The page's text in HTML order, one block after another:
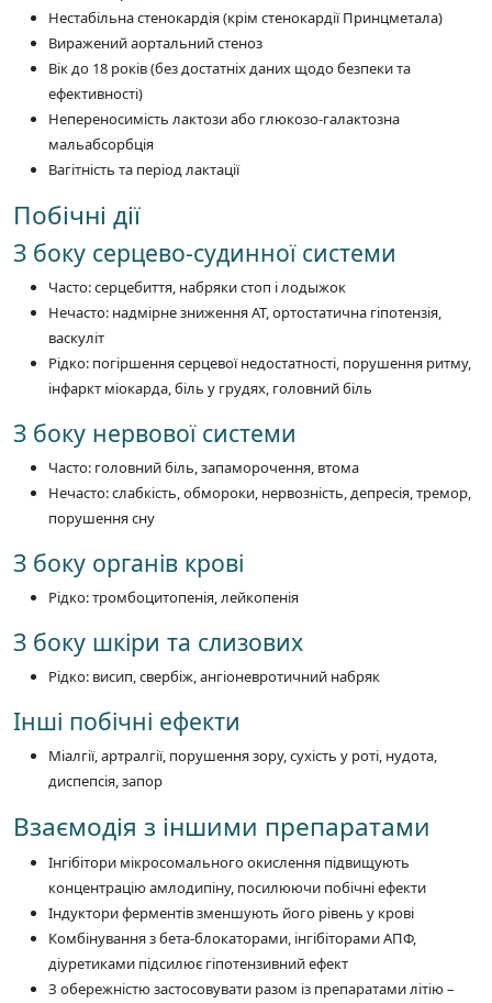
Нестабільна стенокардія (крім стенокардії Принцметала)
Виражений аортальний стеноз
Вік до 18 років (без достатніх даних щодо безпеки та
ефективності)
Непереносимість лактози або глюкозо-галактозна
мальабсорбція
Вагітність та період лактації
Побічні дії
З боку серцево-судинної системи
Часто: серцебиття, набряки стоп і лодыжок
Нечасто: надмірне зниження АТ, ортостатична гіпотензія,
васкуліт
Рідко: погіршення серцевої недостатності, порушення ритму,
інфаркт міокарда, біль у грудях, головний біль
З боку нервової системи
Часто: головний біль, запаморочення, втома
Нечасто: слабкість, обмороки, нервозність, депресія, тремор,
порушення сну
З боку органів крові
Рідко: тромбоцитопенія, лейкопенія
З боку шкіри та слизових
Рідко: висип, свербіж, ангіоневротичний набряк
Інші побічні ефекти
Міалгії, артралгії, порушення зору, сухість у роті, нудота,
диспепсія, запор
Взаємодія з іншими препаратами
Інгібітори мікросомального окислення підвищують
концентрацію амлодипіну, посилюючи побічні ефекти
Індуктори ферментів зменшують його рівень у крові
Комбінування з бета-блокаторами, інгібіторами АПФ,
діуретиками підсилює гіпотензивний ефект
З обережністю застосовувати разом із препаратами літію –